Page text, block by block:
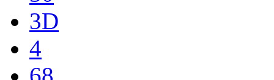
3D
4